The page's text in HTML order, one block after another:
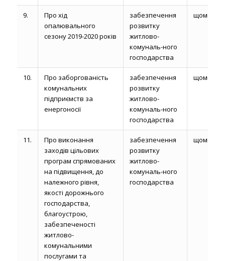
9.
Про хід
опалювального
сезону 2019-2020 років
забезпечення
розвитку
житлово-
комуналь-ного
господарства
щомісяця
10.
Про заборгованість
комунальних
підприємств за
енергоносії
забезпечення
розвитку
житлово-
комуналь-ного
господарства
щомісяця
11.
Про виконання
заходів цільових
програм спрямованих
на підвищення, до
належного рівня,
якості дорожнього
господарства,
благоустрою,
забезпеченості
житлово-
комунальними
послугами та
забезпечення
розвитку
житлово-
комуналь-ного
господарства
щомісяця